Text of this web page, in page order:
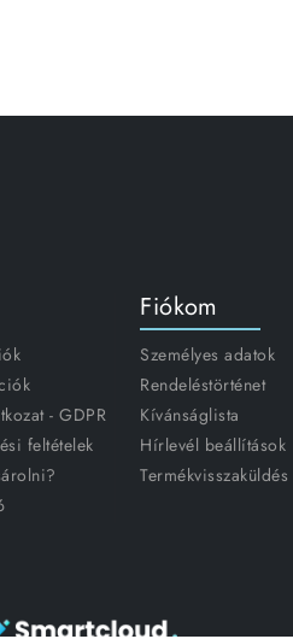
- GDPR
feltételek
Fiókom
Személyes adatok
Rendeléstörténet
Kívánságlista
Hírlevél beállítások
Termékvisszaküldés